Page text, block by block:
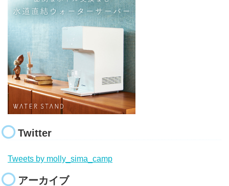
Twitter
Tweets by molly_sima_camp
アーカイブ